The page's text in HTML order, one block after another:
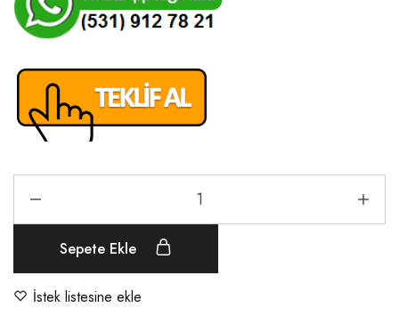
Sepete Ekle
İstek listesine ekle